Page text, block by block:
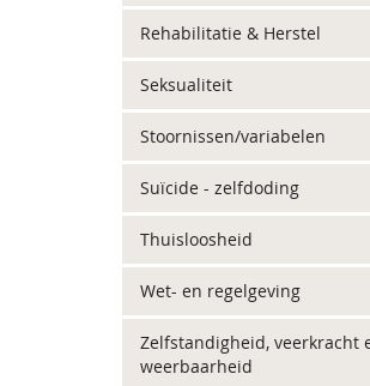
Rehabilitatie & Herstel
Seksualiteit
Stoornissen/variabelen
Suïcide - zelfdoding
Thuisloosheid
Wet- en regelgeving
Zelfstandigheid, veerkracht
weerbaarheid